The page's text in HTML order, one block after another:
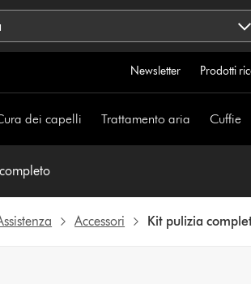
Newsletter Prodotti
dei capelli Trattamento aria Cuffie
Accessori Kit pulizia